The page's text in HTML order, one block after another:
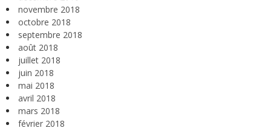
novembre 2018
octobre 2018
septembre 2018
août 2018
juillet 2018
juin 2018
mai 2018
avril 2018
mars 2018
février 2018